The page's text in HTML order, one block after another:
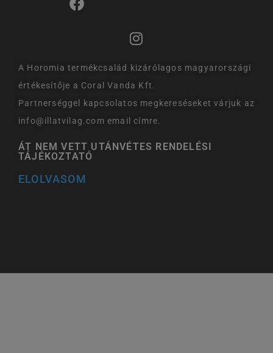
A Horomia termékcsalád kizárólagos magyarországi
értékesítője a Coral Vanda Kft.
Partnerséggel kapcsolatos megkereséseket várjuk az
info@illatvilag.com email címre.
ÁT NEM VETT UTÁNVÉTES RENDELÉSI
TÁJÉKOZTATÓ
ELOLVASOM